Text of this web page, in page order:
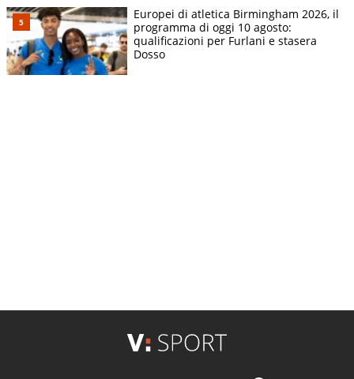
Europei di atletica Birmingham 2026, il
programma di oggi 10 agosto:
qualificazioni per Furlani e stasera
Dosso